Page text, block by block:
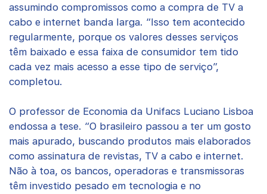
assumindo compromissos como a compra de TV a
cabo e internet banda larga. “Isso tem acontecido
regularmente, porque os valores desses serviços
têm baixado e essa faixa de consumidor tem tido
cada vez mais acesso a esse tipo de serviço”,
completou.
O professor de Economia da Unifacs Luciano Lisboa
endossa a tese. “O brasileiro passou a ter um gosto
mais apurado, buscando produtos mais elaborados
como assinatura de revistas, TV a cabo e internet.
Não à toa, os bancos, operadoras e transmissoras
têm investido pesado em tecnologia e no